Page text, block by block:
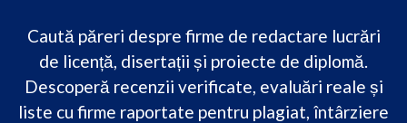
Caută păreri despre firme de redactare lucrări
de licență, disertații și proiecte de diplomă.
Descoperă recenzii verificate, evaluări reale și
liste cu firme raportate pentru plagiat, întârziere